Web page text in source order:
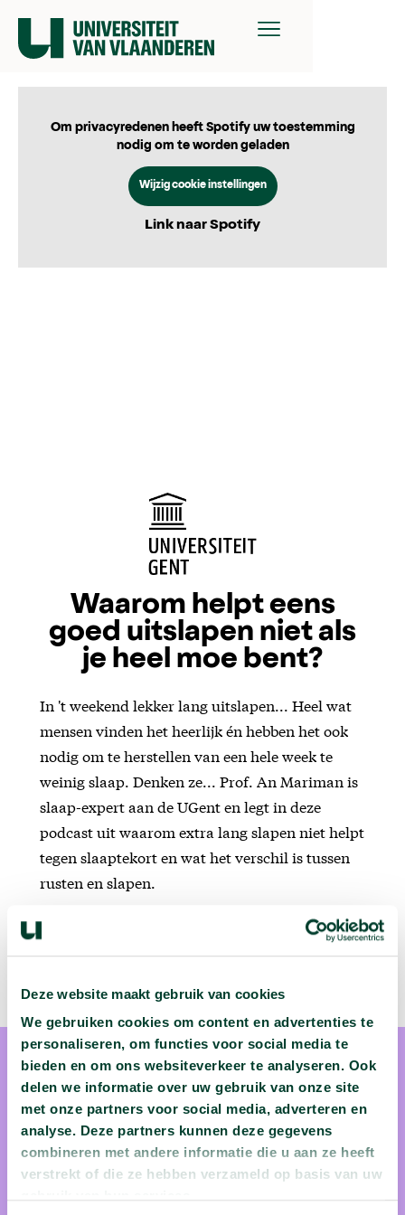
Deze website maakt gebruik van cookies
We gebruiken cookies om content en advertenties te
personaliseren, om functies voor social media te
bieden en om ons websiteverkeer te analyseren. Ook
delen we informatie over uw gebruik van onze site
met onze partners voor social media, adverteren en
analyse. Deze partners kunnen deze gegevens
combineren met andere informatie die u aan ze heeft
verstrekt of die ze hebben verzameld op basis van uw
Om privacyredenen heeft Spotify uw toestemming
nodig om te worden geladen
Wijzig cookie instellingen
Link naar Spotify
Waarom helpt eens
goed uitslapen niet als
je heel moe bent?
In 't weekend lekker lang uitslapen... Heel wat
mensen vinden het heerlijk én hebben het ook
nodig om te herstellen van een hele week te
weinig slaap. Denken ze... Prof. An Mariman is
slaap-expert aan de UGent en legt in deze
podcast uit waarom extra lang slapen niet helpt
tegen slaaptekort en wat het verschil is tussen
rusten en slapen.
prof. dr. An Mariman
An Mariman is psychiater en slaap-expert in het UZ Gent. Ze